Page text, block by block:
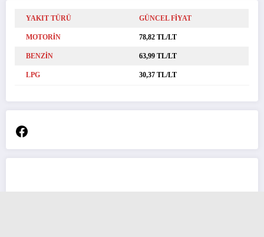
YAKIT TÜRÜ GÜNCEL FİYAT
MOTORİN 78,82 TL/LT
BENZİN 63,99 TL/LT
LPG 30,37 TL/LT
Facebook